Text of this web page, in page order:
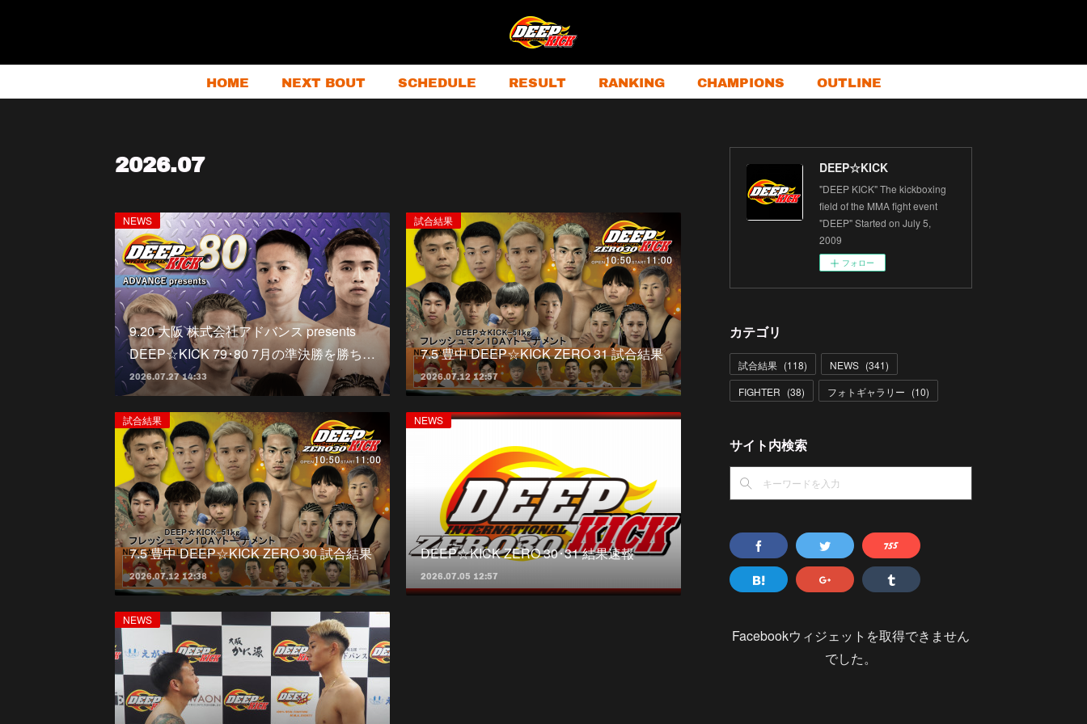
HOME NEXT BOUT SCHEDULE RESULT RANKING CHAMPIONS OUTLINE
2026.07
NEWS
9.20 大阪 株式会社アドバンス presents
DEEP☆KICK 79･80 7月の準決勝を勝ち…
2026.07.27 14:33
試合結果
7.5 豊中 DEEP☆KICK ZERO 31 試合結果
2026.07.12 12:57
試合結果
7.5 豊中 DEEP☆KICK ZERO 30 試合結果
2026.07.12 12:38
NEWS
DEEP☆KICK ZERO 30･31 結果速報
2026.07.05 12:57
NEWS
DEEP☆KICK
"DEEP KICK" The kickboxing
field of the MMA fight event
"DEEP" Started on July 5,
2009
フォロー
カテゴリ
試合結果 (118) NEWS (341)
FIGHTER (38) フォトギャラリー (10)
サイト内検索
Facebookウィジェットを取得できません
でした。